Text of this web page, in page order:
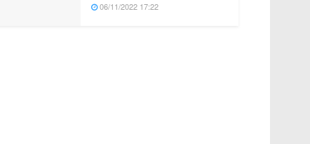
06/11/2022 17:22